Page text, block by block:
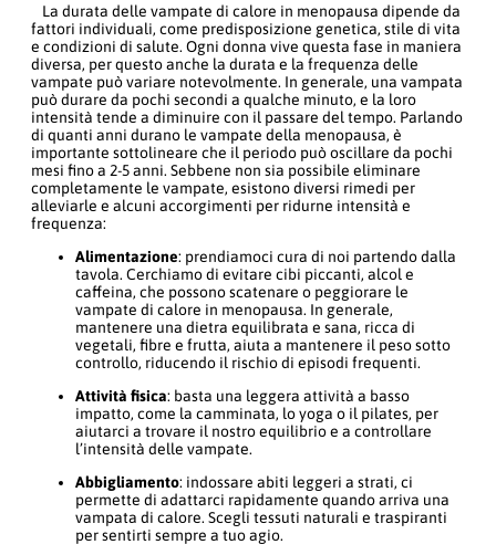
La durata delle vampate di calore in menopausa dipende da
fattori individuali, come predisposizione genetica, stile di vita
e condizioni di salute. Ogni donna vive questa fase in maniera
diversa, per questo anche la durata e la frequenza delle
vampate può variare notevolmente. In generale, una vampata
può durare da pochi secondi a qualche minuto, e la loro
intensità tende a diminuire con il passare del tempo. Parlando
di quanti anni durano le vampate della menopausa, è
importante sottolineare che il periodo può oscillare da pochi
mesi fino a 2-5 anni. Sebbene non sia possibile eliminare
completamente le vampate, esistono diversi rimedi per
alleviarle e alcuni accorgimenti per ridurne intensità e
frequenza:
Alimentazione: prendiamoci cura di noi partendo dalla
tavola. Cerchiamo di evitare cibi piccanti, alcol e
caffeina, che possono scatenare o peggiorare le
vampate di calore in menopausa. In generale,
mantenere una dietra equilibrata e sana, ricca di
vegetali, fibre e frutta, aiuta a mantenere il peso sotto
controllo, riducendo il rischio di episodi frequenti.
Attività fisica: basta una leggera attività a basso
impatto, come la camminata, lo yoga o il pilates, per
aiutarci a trovare il nostro equilibrio e a controllare
l’intensità delle vampate.
Abbigliamento: indossare abiti leggeri a strati, ci
permette di adattarci rapidamente quando arriva una
vampata di calore. Scegli tessuti naturali e traspiranti
per sentirti sempre a tuo agio.